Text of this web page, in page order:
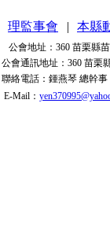
理監事會 | 本縣
公會地址： 360 苗栗縣
公會通訊地址： 360 苗栗
聯絡電話： 鍾燕琴 總幹事
E-Mail：